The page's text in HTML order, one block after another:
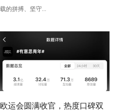
载的拼搏、坚守...
欧运会圆满收官，热度口碑双